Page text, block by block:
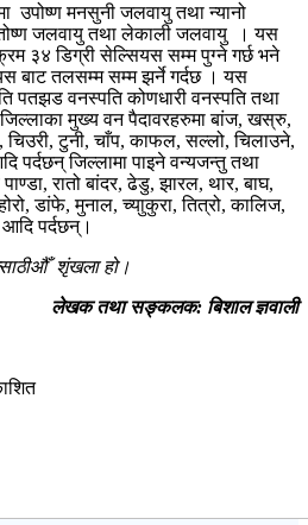
उपोष्ण मनसुनी जलवायु तथा न्यानो
जलवायु तथा लेकाली जलवायु । यस
३४ डिग्री सेल्सियस सम्म पुग्ने गर्छ भने
बाट तलसम्म सम्म झर्ने गर्दछ । यस
पतझड वनस्पति कोणधारी वनस्पति तथा
मुख्य वन पैदावरहरुमा बांज, खस्रु,
टुनी, चाँप, काफल, सल्लो, चिलाउने,
जिल्लामा पाइने वन्यजन्तु तथा
रातो बांदर, ढेडु, झारल, थार, बाघ,
डांफे, मुनाल, च्याुकुरा, तित्रो, कालिज,
पर्दछन्।
शृंखला हो।
लेखक तथा सङ्कलक: बिशाल ज्ञवाली